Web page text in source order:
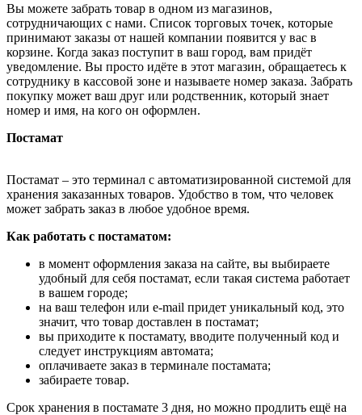
Вы можете забрать товар в одном из магазинов,
сотрудничающих с нами. Список торговых точек, которые
принимают заказы от нашей компании появится у вас в
корзине. Когда заказ поступит в ваш город, вам придёт
уведомление. Вы просто идёте в этот магазин, обращаетесь к
сотруднику в кассовой зоне и называете номер заказа. Забрать
покупку может ваш друг или родственник, который знает
номер и имя, на кого он оформлен.
Постамат
Постамат – это терминал с автоматизированной системой для
хранения заказанных товаров. Удобство в том, что человек
может забрать заказ в любое удобное время.
Как работать с постаматом:
в момент оформления заказа на сайте, вы выбираете
удобный для себя постамат, если такая система работает
в вашем городе;
на ваш телефон или e-mail придет уникальный код, это
значит, что товар доставлен в постамат;
вы приходите к постамату, вводите полученный код и
следует инструкциям автомата;
оплачиваете заказ в терминале постамата;
забираете товар.
Срок хранения в постамате 3 дня, но можно продлить ещё на